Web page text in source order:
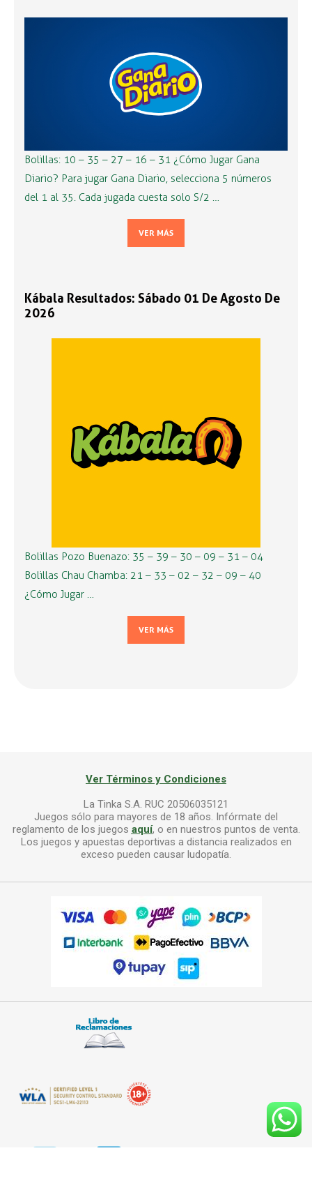
Bolillas: 10 – 35 – 27 – 16 – 31 ¿Cómo Jugar Gana
Diario? Para jugar Gana Diario, selecciona 5 números
del 1 al 35. Cada jugada cuesta solo S/2 …
VER MÁS
Kábala Resultados: Sábado 01 De Agosto De
2026
Bolillas Pozo Buenazo: 35 – 39 – 30 – 09 – 31 – 04
Bolillas Chau Chamba: 21 – 33 – 02 – 32 – 09 – 40
¿Cómo Jugar …
VER MÁS
Ver Términos y Condiciones
La Tinka S.A. RUC 20506035121
Juegos sólo para mayores de 18 años. Infórmate del
reglamento de los juegos aquí, o en nuestros puntos de venta.
Los juegos y apuestas deportivas a distancia realizados en
exceso pueden causar ludopatía.